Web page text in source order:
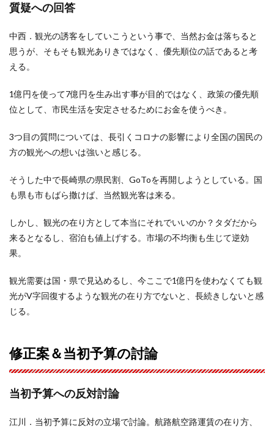
質疑への回答
中西．観光の誘客をしていこうという事で、当然お金は落ちると
思うが、そもそも観光ありきではなく、優先順位の話であると考
える。
1億円を使って7億円を生み出す事が目的ではなく、政策の優先順
位として、市民生活を安定させるためにお金を使うべき。
3つ目の質問については、長引くコロナの影響により全国の国民の
方の観光への想いは強いと感じる。
そうした中で長崎県の県民割、GoToを再開しようとしている。国
も県も市もばら撒けば、当然観光客は来る。
しかし、観光の在り方として本当にそれでいいのか？タダだから
来るとなるし、宿泊も値上げする。市場の不均衡も生じて逆効
果。
観光需要は国・県で見込めるし、今ここで1億円を使わなくても観
光がV字回復するような観光の在り方でないと、長続きしないと感
じる。
修正案＆当初予算の討論
当初予算への反対討論
江川．当初予算に反対の立場で討論。航路航空路運賃の在り方、